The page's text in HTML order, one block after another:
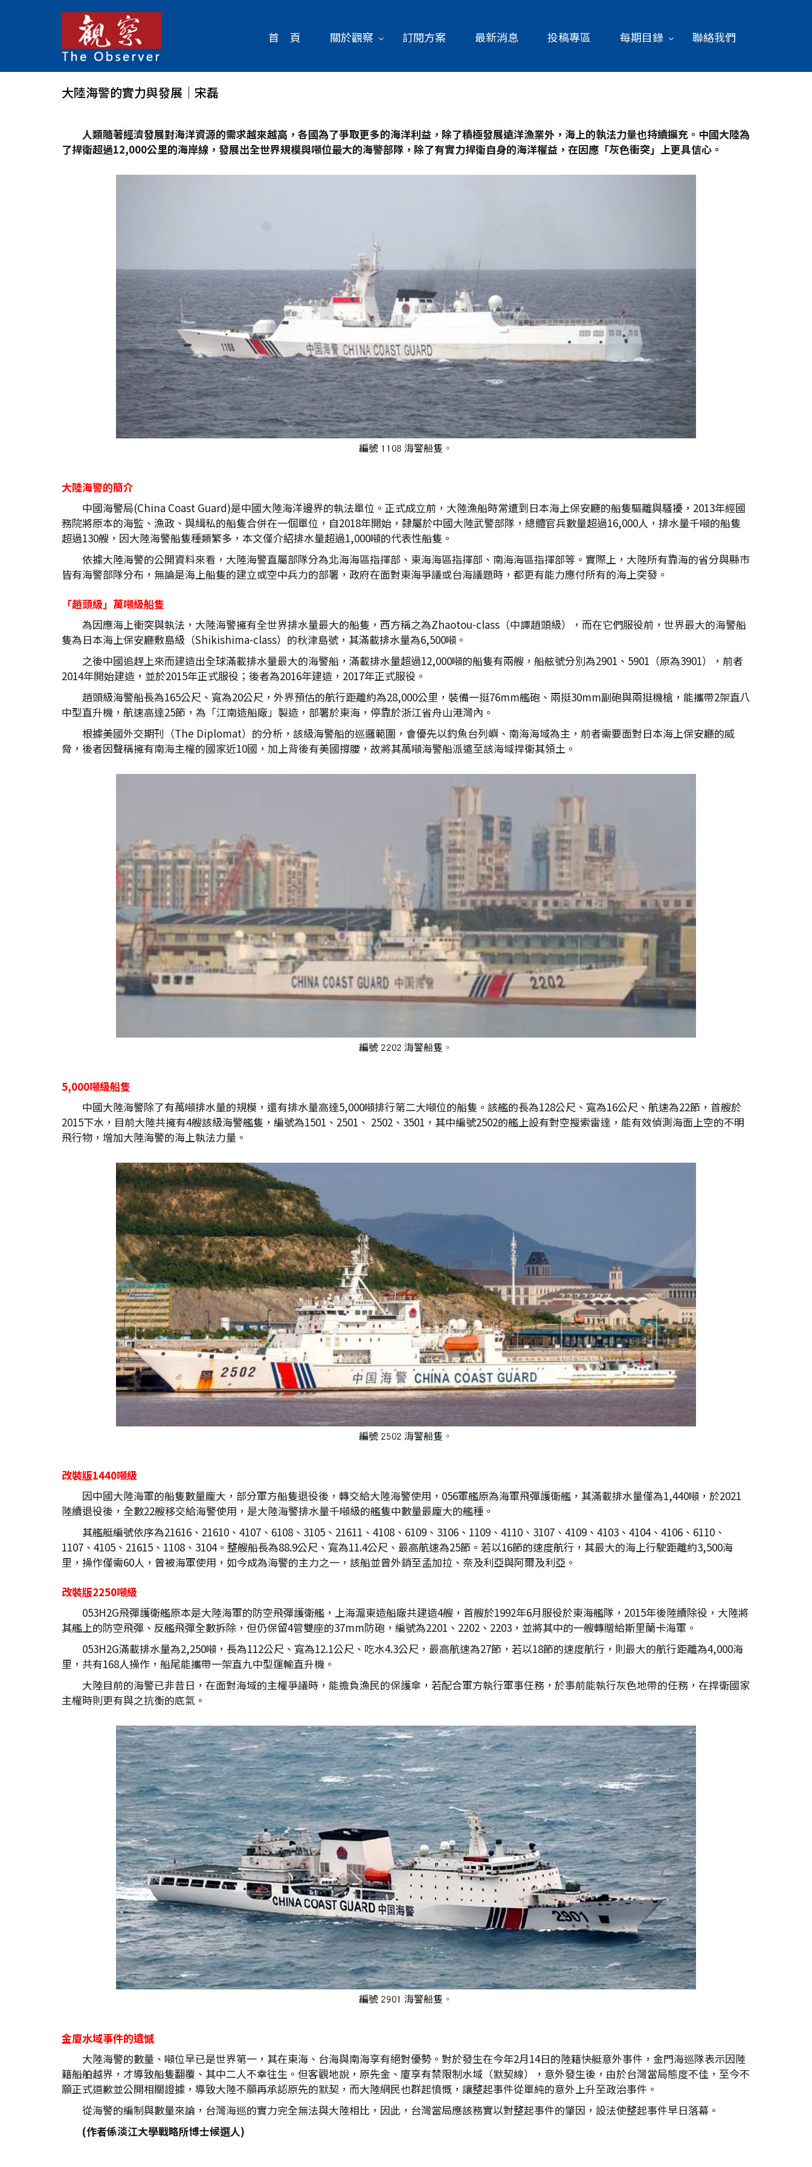
首 頁 關於觀察 訂閱方案 最新消息 投稿專區 每期目錄 聯絡我們
大陸海警的實力與發展│宋磊
人類隨著經濟發展對海洋資源的需求越來越高，各國為了爭取更多的海洋利益，除了積極發展遠洋漁業外，海上的執法力量也持續擴充。中國大陸為
了捍衛超過12,000公里的海岸線，發展出全世界規模與噸位最大的海警部隊，除了有實力捍衛自身的海洋權益，在因應「灰色衝突」上更具信心。
大陸海警的簡介
中國海警局(China Coast Guard)是中國大陸海洋邊界的執法單位。正式成立前，大陸漁船時常遭到日本海上保安廳的船隻驅離與騷擾，2013年經國
務院將原本的海監、漁政、與緝私的船隻合併在一個單位，自2018年開始，隸屬於中國大陸武警部隊，總體官兵數量超過16,000人，排水量千噸的船隻
超過130艘，因大陸海警船隻種類繁多，本文僅介紹排水量超過1,000噸的代表性船隻。
依據大陸海警的公開資料來看，大陸海警直屬部隊分為北海海區指揮部、東海海區指揮部、南海海區指揮部等。實際上，大陸所有靠海的省分與縣市
皆有海警部隊分布，無論是海上船隻的建立或空中兵力的部署，政府在面對東海爭議或台海議題時，都更有能力應付所有的海上突發。
「趙頭級」萬噸級船隻
為因應海上衝突與執法，大陸海警擁有全世界排水量最大的船隻，西方稱之為Zhaotou-class（中譯趙頭級），而在它們服役前，世界最大的海警船
隻為日本海上保安廳敷島級（Shikishima-class）的秋津島號，其滿載排水量為6,500噸。
之後中國追趕上來而建造出全球滿載排水量最大的海警船，滿載排水量超過12,000噸的船隻有兩艘，船舷號分別為2901、5901（原為3901），前者
2014年開始建造，並於2015年正式服役；後者為2016年建造，2017年正式服役。
趙頭級海警船長為165公尺、寬為20公尺，外界預估的航行距離約為28,000公里，裝備一挺76mm艦砲、兩挺30mm副砲與兩挺機槍，能攜帶2架直八
中型直升機，航速高達25節，為「江南造船廠」製造，部署於東海，停靠於浙江省舟山港灣內。
根據美國外交期刊（The Diplomat）的分析，該級海警船的巡邏範圍，會優先以釣魚台列嶼、南海海域為主，前者需要面對日本海上保安廳的威
脅，後者因聲稱擁有南海主權的國家近10國，加上背後有美國撐腰，故將其萬噸海警船派遣至該海域捍衛其領土。
5,000噸級船隻
中國大陸海警除了有萬噸排水量的規模，還有排水量高達5,000噸排行第二大噸位的船隻。該艦的長為128公尺、寬為16公尺、航速為22節，首艘於
2015下水，目前大陸共擁有4艘該級海警艦隻，編號為1501、2501、 2502、3501，其中編號2502的艦上設有對空搜索雷達，能有效偵測海面上空的不明
飛行物，增加大陸海警的海上執法力量。
改裝版1440噸級
因中國大陸海軍的船隻數量龐大，部分軍方船隻退役後，轉交給大陸海警使用，056軍艦原為海軍飛彈護衛艦，其滿載排水量僅為1,440噸，於2021
陸續退役後，全數22艘移交給海警使用，是大陸海警排水量千噸級的艦隻中數量最龐大的艦種。
其艦艇編號依序為21616、21610、4107、6108、3105、21611、4108、6109、3106、1109、4110、3107、4109、4103、4104、4106、6110、
1107、4105、21615、1108、3104。整艘船長為88.9公尺、寬為11.4公尺、最高航速為25節。若以16節的速度航行，其最大的海上行駛距離約3,500海
里，操作僅需60人，曾被海軍使用，如今成為海警的主力之一，該船並曾外銷至孟加拉、奈及利亞與阿爾及利亞。
改裝版2250噸級
053H2G飛彈護衛艦原本是大陸海軍的防空飛彈護衛艦，上海滬東造船廠共建造4艘，首艘於1992年6月服役於東海艦隊，2015年後陸續除役，大陸將
其艦上的防空飛彈、反艦飛彈全數拆除，但仍保留4管雙座的37mm防砲，編號為2201、2202、2203，並將其中的一艘轉贈給斯里蘭卡海軍。
053H2G滿載排水量為2,250噸，長為112公尺、寬為12.1公尺、吃水4.3公尺，最高航速為27節，若以18節的速度航行，則最大的航行距離為4,000海
里，共有168人操作，船尾能攜帶一架直九中型運輸直升機。
大陸目前的海警已非昔日，在面對海域的主權爭議時，能擔負漁民的保護傘，若配合軍方執行軍事任務，於事前能執行灰色地帶的任務，在捍衛國家
主權時則更有與之抗衡的底氣。
金廈水域事件的遺憾
大陸海警的數量、噸位早已是世界第一，其在東海、台海與南海享有絕對優勢。對於發生在今年2月14日的陸籍快艇意外事件，金門海巡隊表示因陸
籍船舶越界，才導致船隻翻覆、其中二人不幸往生。但客觀地說，原先金、廈享有禁限制水域（默契線），意外發生後，由於台灣當局態度不佳，至今不
願正式道歉並公開相關證據，導致大陸不願再承認原先的默契，而大陸網民也群起憤慨，讓整起事件從單純的意外上升至政治事件。
從海警的編制與數量來論，台灣海巡的實力完全無法與大陸相比，因此，台灣當局應該務實以對整起事件的肇因，設法使整起事件早日落幕。
(作者係淡江大學戰略所博士候選人)